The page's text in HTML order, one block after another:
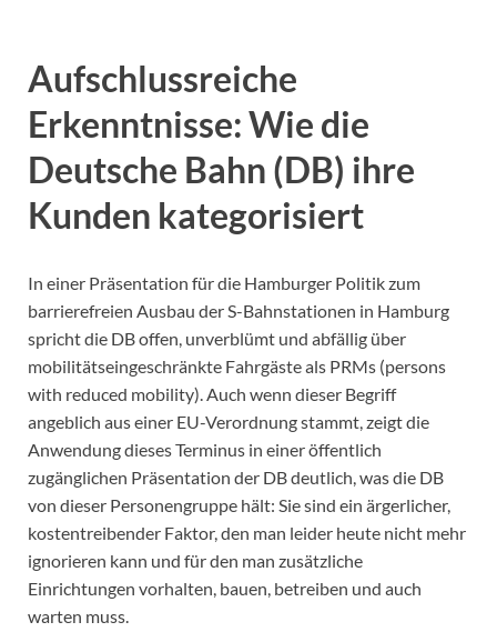
Aufschlussreiche
Erkenntnisse: Wie die
Deutsche Bahn (DB) ihre
Kunden kategorisiert
In einer Präsentation für die Hamburger Politik zum
barrierefreien Ausbau der S-Bahnstationen in Hamburg
spricht die DB offen, unverblümt und abfällig über
mobilitätseingeschränkte Fahrgäste als PRMs (persons
with reduced mobility). Auch wenn dieser Begriff
angeblich aus einer EU-Verordnung stammt, zeigt die
Anwendung dieses Terminus in einer öffentlich
zugänglichen Präsentation der DB deutlich, was die DB
von dieser Personengruppe hält: Sie sind ein ärgerlicher,
kostentreibender Faktor, den man leider heute nicht mehr
ignorieren kann und für den man zusätzliche
Einrichtungen vorhalten, bauen, betreiben und auch
warten muss.